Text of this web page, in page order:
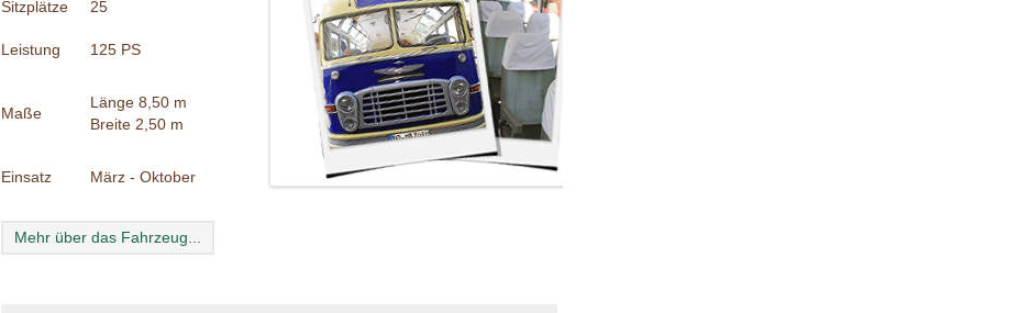
Sitzplätze 25
Leistung 125 PS
Maße
Länge 8,50 m
Breite 2,50 m
Einsatz März - Oktober
Mehr über das Fahrzeug...